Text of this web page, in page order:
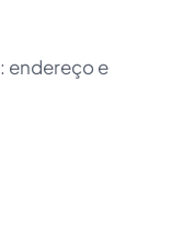
: endereço e